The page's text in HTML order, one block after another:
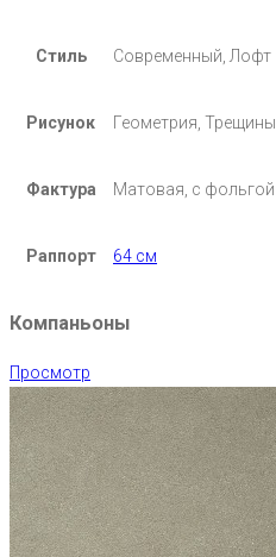
Стиль Современный, Лофт
Рисунок Геометрия, Трещины
Фактура Матовая, с фольгой
Раппорт 64 см
Компаньоны
Просмотр